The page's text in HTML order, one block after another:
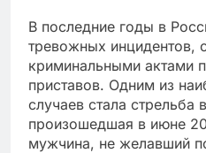
В последние годы в
тревожных инцидентов,
криминальными актами
приставов. Одним из
случаев стала стрельба
произошедшая в июне
мужчина, не желавший